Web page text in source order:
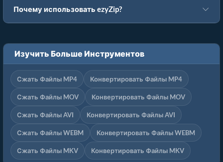
Почему использовать ezyZip?
Изучить Больше Инструментов
Сжать Файлы MP4 Конвертировать Файлы MP4
Сжать Файлы MOV Конвертировать Файлы MOV
Сжать Файлы AVI Конвертировать Файлы AVI
Сжать Файлы WEBM Конвертировать Файлы WEBM
Сжать Файлы MKV Конвертировать Файлы MKV